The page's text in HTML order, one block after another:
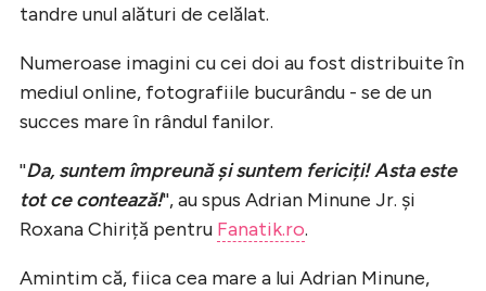
tandre unul alături de celălat.
Numeroase imagini cu cei doi au fost distribuite în
mediul online, fotografiile bucurându - se de un
succes mare în rândul fanilor.
''Da, suntem împreună și suntem fericiți! Asta este
tot ce contează!'', au spus Adrian Minune Jr. și
Roxana Chiriță pentru Fanatik.ro.
Amintim că, fiica cea mare a lui Adrian Minune,